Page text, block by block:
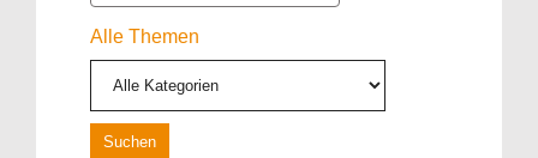
Alle Themen